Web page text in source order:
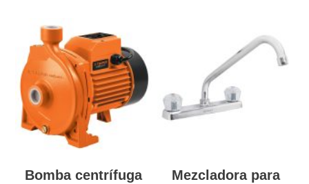
Bomba centrífuga
Mezcladora para